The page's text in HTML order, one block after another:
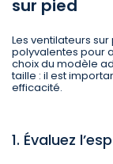
sur pied
Les ventilateurs
polyvalentes pour
choix du modèle
taille : il est
efficacité.
1. Évaluez